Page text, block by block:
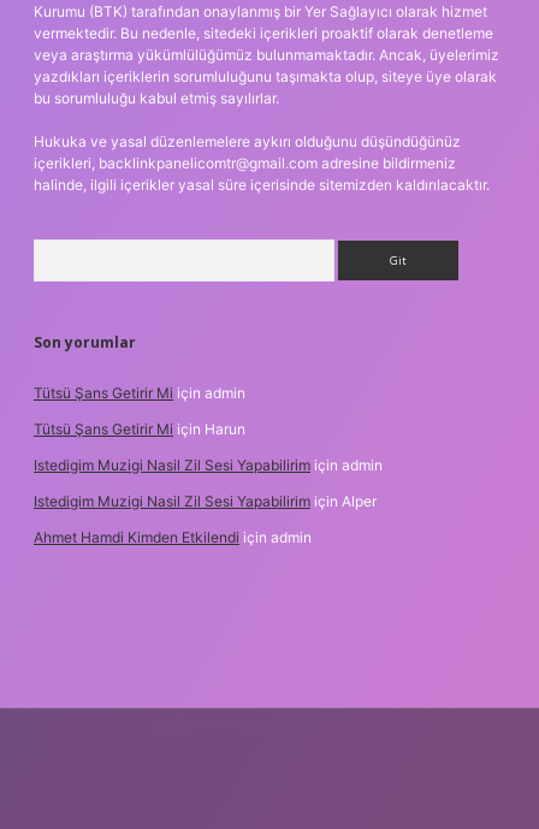
Kurumu (BTK) tarafından onaylanmış bir Yer Sağlayıcı olarak hizmet
vermektedir. Bu nedenle, sitedeki içerikleri proaktif olarak denetleme
veya araştırma yükümlülüğümüz bulunmamaktadır. Ancak, üyelerimiz
yazdıkları içeriklerin sorumluluğunu taşımakta olup, siteye üye olarak
bu sorumluluğu kabul etmiş sayılırlar.
Hukuka ve yasal düzenlemelere aykırı olduğunu düşündüğünüz
içerikleri, backlinkpanelicomtr@gmail.com adresine bildirmeniz
halinde, ilgili içerikler yasal süre içerisinde sitemizden kaldırılacaktır.
Son yorumlar
Tütsü Şans Getirir Mi için admin
Tütsü Şans Getirir Mi için Harun
Istedigim Muzigi Nasil Zil Sesi Yapabilirim için admin
Istedigim Muzigi Nasil Zil Sesi Yapabilirim için Alper
Ahmet Hamdi Kimden Etkilendi için admin